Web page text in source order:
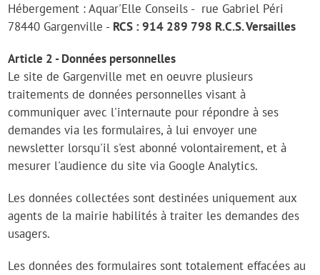
Hébergement : Aquar'Elle Conseils - rue Gabriel Péri
78440 Gargenville - RCS : 914 289 798 R.C.S. Versailles
Article 2 - Données personnelles
Le site de Gargenville met en oeuvre plusieurs
traitements de données personnelles visant à
communiquer avec l'internaute pour répondre à ses
demandes via les formulaires, à lui envoyer une
newsletter lorsqu'il s'est abonné volontairement, et à
mesurer l'audience du site via Google Analytics.
Les données collectées sont destinées uniquement aux
agents de la mairie habilités à traiter les demandes des
usagers.
Les données des formulaires sont totalement effacées au